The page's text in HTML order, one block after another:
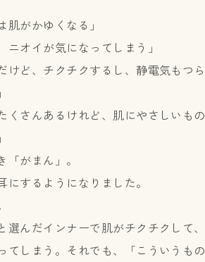
肌がかゆくなる」
ニオイが気になってしまう」
けど、チクチクするし、静電気もつら
くさんあるけれど、肌にやさしいもの
がまん」。
するようになりました。
んだインナーで肌がチクチクして、
てしまう。それでも、「こういうもの